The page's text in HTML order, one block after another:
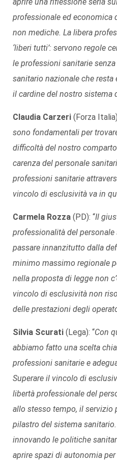
professionale ed economica
non mediche. La libera
‘liberi tutti’: servono regole
le professioni sanitarie
sanitario nazionale che resta
il cardine del nostro sistema
Claudia Carzeri (Forza
sono fondamentali per
difficoltà del nostro
carenza del personale
professioni sanitarie
vincolo di esclusività va in
Carmela Rozza (PD): “Il
professionalità del
passare innanzitutto dalla
minimo massimo regionale
nella proposta di legge non
vincolo di esclusività non
delle prestazioni degli
Silvia Scurati (Lega): “Con
abbiamo fatto una scelta
professioni sanitarie e
Superare il vincolo di
libertà professionale del
allo stesso tempo, il servizio
pilastro del sistema
innovando le politiche
aprire spazi di autonomia